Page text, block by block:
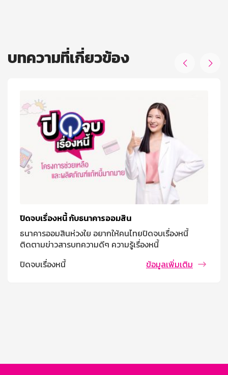
บทความที่เกี่ยวข้อง
ปิดจบเรื่องหนี้ กับธนาคารออมสิน
ธนาคารออมสินห่วงใย อยากให้คนไทยปิดจบเรื่องหนี้
ติดตามข่าวสารบทความดีๆ ความรู้เรื่องหนี้
ปิดจบเรื่องหนี้
ข้อมูลเพิ่มเติม
 